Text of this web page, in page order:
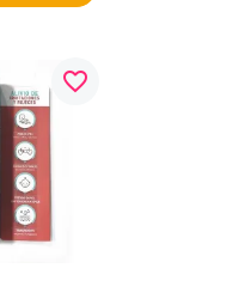
favorite_border